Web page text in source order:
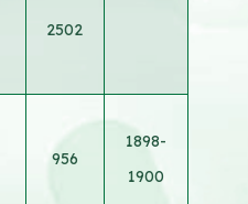
2502
956
1898-
1900